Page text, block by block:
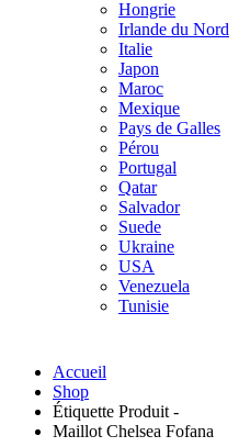
Hongrie
Irlande du Nord
Italie
Japon
Maroc
Mexique
Pays de Galles
Pérou
Portugal
Qatar
Salvador
Suede
Ukraine
USA
Venezuela
Tunisie
Accueil
Shop
Étiquette Produit -
Maillot Chelsea Fofana